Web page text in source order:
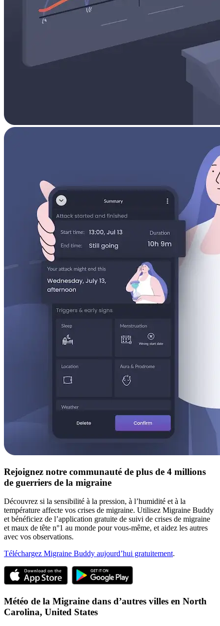
Rejoignez notre communauté de plus de 4 millions
de guerriers de la migraine
Découvrez si la sensibilité à la pression, à l’humidité et à la
température affecte vos crises de migraine. Utilisez Migraine Buddy
et bénéficiez de l’application gratuite de suivi de crises de migraine
et maux de tête n°1 au monde pour vous-même, et aidez les autres
avec vos observations.
Téléchargez Migraine Buddy aujourd’hui gratuitement.
Météo de la Migraine dans d’autres villes en North
Carolina, United States